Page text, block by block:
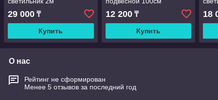
29 000 ₸
Купить
12 200₸
Купить
18
О нас
Рейтинг не сформирован
Менее 5 отзывов за последний год